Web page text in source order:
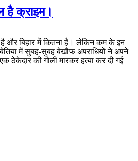
है क्राइम।
है और बिहार में कितना है। लेकिन कम के इन
बेतिया में सुबह-सुबह बेखौफ अपराधियों ने अपने
ठेकेदार की गोली मारकर हत्या कर दी गई